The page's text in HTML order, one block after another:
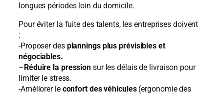
longues périodes loin du domicile.
Pour éviter la fuite des talents, les entreprises doivent
:
-Proposer des plannings plus prévisibles et
négociables.
–Réduire la pression sur les délais de livraison pour
limiter le stress.
-Améliorer le confort des véhicules(ergonomie des